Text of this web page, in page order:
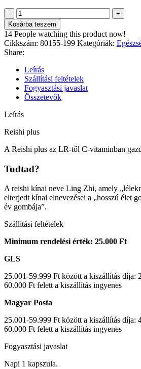
Reishi
Plus
kapszula
2-
es
csomag
mennyiség
Kosárba teszem
14 People watching this product now!
Cikkszám: 80155-199 Kategóriák:
Share:
Leírás
Szállítási feltételek
Fogyasztási javaslat
Összetevők
Leírás
Reishi plus
A Reishi plus az LR-től C-vitaminban
Tudtad?
A reishi kínai neve Ling Zhi, amely
elterjedt kínai elnevezései a „hosszú élet
év gombája”.
Szállítási feltételek
Minimum rendelési érték: 25.000 Ft
GLS
25.001-59.999 Ft között a kiszállítás díja:
60.000 Ft felett a kiszállítás ingyenes
Magyar Posta
25.001-59.999 Ft között a kiszállítás díja:
60.000 Ft felett a kiszállítás ingyenes
Fogyasztási javaslat
Napi 1 kapszula.